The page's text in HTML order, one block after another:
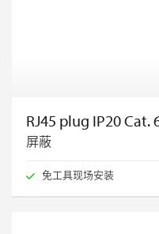
RJ45 plug IP20 Cat.
屏蔽
免工具现场安装